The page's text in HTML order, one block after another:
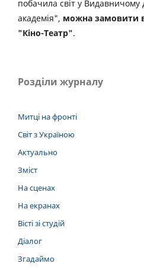
побачила світ у
академія", можна замовити
"Кіно-Театр".
Розділи журналу
Митці на фронті
Світ з Україною
Актуально
Зміст
На сценах
На екранах
Вісті зі студій
Діалог
Згадаймо